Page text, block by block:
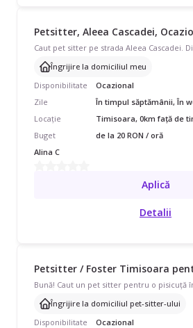
Îngrijire la domiciliul meu
Disponibilitate
Ocazional
Zile
În timpul săptămânii, În
Locație
Timisoara, 0km față de
Buget
de la 20 RON / oră
Alina C
Aplică
Detalii
Petsitter / Foster Timisoara
Îngrijire la domiciliul pet-sitter-ului
Disponibilitate
Ocazional